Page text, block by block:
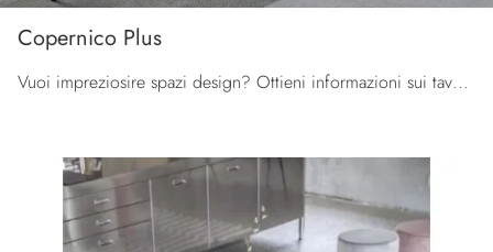
Copernico Plus
Vuoi impreziosire spazi design? Ottieni informazioni sui tavoli design allungabili: il modello da pranzo Copernico Plus ti attende.